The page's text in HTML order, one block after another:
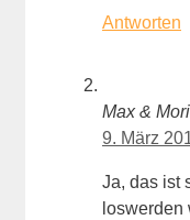
Antworten
Max &
9. März
Ja, das ist